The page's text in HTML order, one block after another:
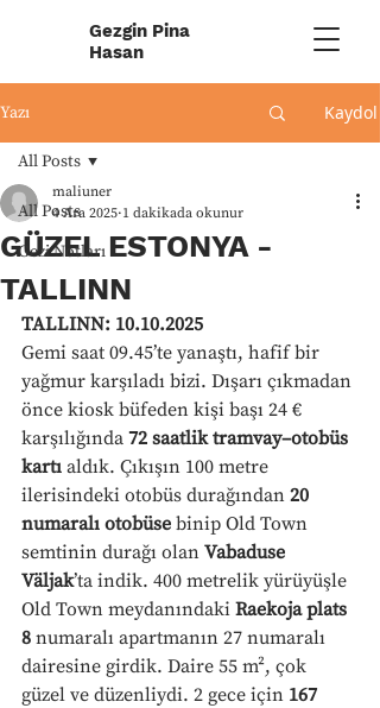
Gezgin Pina
Hasan
Yazı Kaydol
All Posts
Gezi Notları
All Posts
GÜZEL ESTONYA -
TALLINN
maliuner
4 Ara 2025 1 dakikada okunur
TALLINN: 10.10.2025
Gemi saat 09.45’te yanaştı, hafif bir
yağmur karşıladı bizi. Dışarı çıkmadan
önce kiosk büfeden kişi başı 24 €
karşılığında 72 saatlik tramvay–otobüs
kartı aldık. Çıkışın 100 metre
ilerisindeki otobüs durağından 20
numaralı otobüse binip Old Town
semtinin durağı olan Vabaduse
Väljak’ta indik. 400 metrelik yürüyüşle
Old Town meydanındaki Raekoja plats
8 numaralı apartmanın 27 numaralı
dairesine girdik. Daire 55 m², çok
güzel ve düzenliydi. 2 gece için 167